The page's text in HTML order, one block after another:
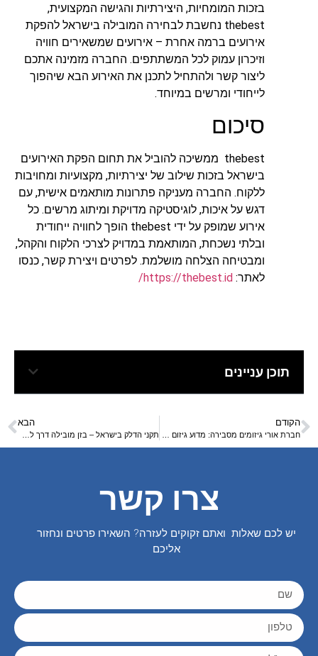
בזכות המומחיות, היצירתיות והגישה המקצועית,
thebest נחשבת לבחירה המובילה בישראל להפקת
אירועים ברמה אחרת – אירועים שמשאירים חוויה
וזיכרון עמוק לכל המשתתפים. החברה מזמינה אתכם
ליצור קשר ולהתחיל לתכנן את האירוע הבא שיהפוך
לייחודי ומרשים במיוחד.
סיכום
thebest ממשיכה להוביל את תחום הפקת האירועים
בישראל בזכות שילוב של יצירתיות, מקצועיות ומחויבות
ללקוח. החברה מעניקה פתרונות מותאמים אישית, עם
דגש על איכות, לוגיסטיקה מדויקת ומיתוג מרשים. כל
אירוע שמופק על ידי thebest הופך לחוויה ייחודית
ובלתי נשכחת, המותאמת במדויק לצרכי הלקוח והקהל,
ומבטיחה הצלחה מושלמת. לפרטים ויצירת קשר, כנסו
לאתר: https://thebest.id/
תוכן עניינים
הקודם הבא
צרו קשר
יש לכם שאלות ואתם זקוקים לעזרה? השאירו פרטים ונחזור
אליכם